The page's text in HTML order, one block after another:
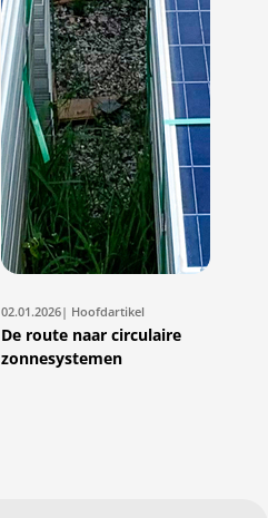
02.01.2026| Hoofdartikel
De route naar circulaire
zonnesystemen